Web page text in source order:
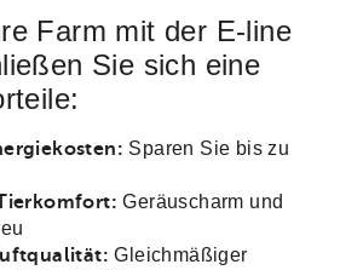
Farm mit der E-line
Sie sich eine
Sparen Sie bis zu
Geräuscharm und
Gleichmäßiger